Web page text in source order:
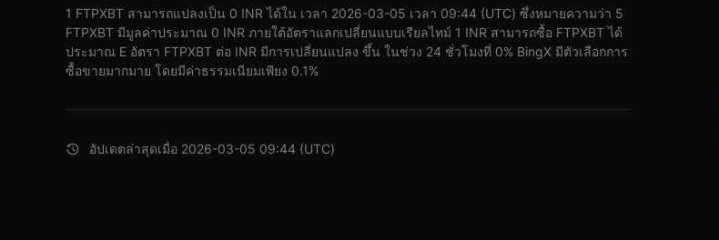
1 FTPXBT สามารถแปลงเป็น 0 INR ได้ใน เวลา 2026-03-05 เวลา 09:44 (UTC) ซึ่งหมายความว่า 5
FTPXBT มีมูลค่าประมาณ 0 INR ภายใต้อัตราแลกเปลี่ยนแบบเรียลไทม์ 1 INR สามารถซื้อ FTPXBT ได้
ประมาณ E อัตรา FTPXBT ต่อ INR มีการเปลี่ยนแปลง ขึ้น ในช่วง 24 ชั่วโมงที่ 0% BingX มีตัวเลือกการ
ซื้อขายมากมาย โดยมีค่าธรรมเนียมเพียง 0.1%
อัปเดตล่าสุดเมื่อ 2026-03-05 09:44 (UTC)